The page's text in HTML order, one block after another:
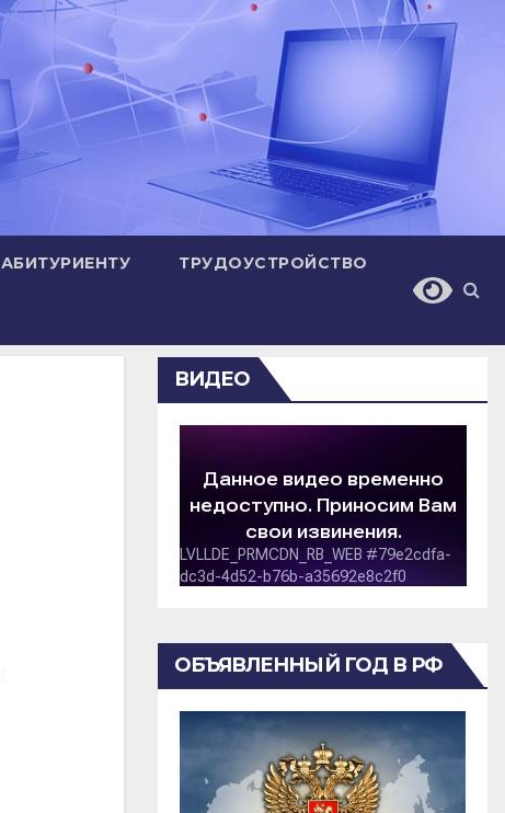
АБИТУРИЕНТУ ТРУДОУСТРОЙСТВО
ВИДЕО
ОБЪЯВЛЕННЫЙ ГОД В РФ